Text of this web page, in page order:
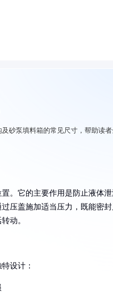
砂泵填料箱的常见尺寸，帮助读
。它的主要作用是防止液体
压盖施加适当压力，既能密
动。
设计：